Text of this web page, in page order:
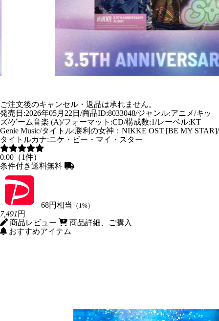
ご注文後のキャンセル・返品は承れません。
発売日:2026年05月22日/商品ID:8033048/ジャンル:アニメ/キッ
ズ/ゲーム音楽 (A)/フォーマット:CD/構成数:1/レーベル:KT
Genie Music/タイトル:勝利の女神：NIKKE OST [BE MY STAR]/
タイトルカナ:ニケ・ビー・マイ・スター
0.00（1件）
条件付き送料無料
68円相当 （1%）
7,491 円
商品レビュー
商品詳細、ご購入
おすすめアイテム